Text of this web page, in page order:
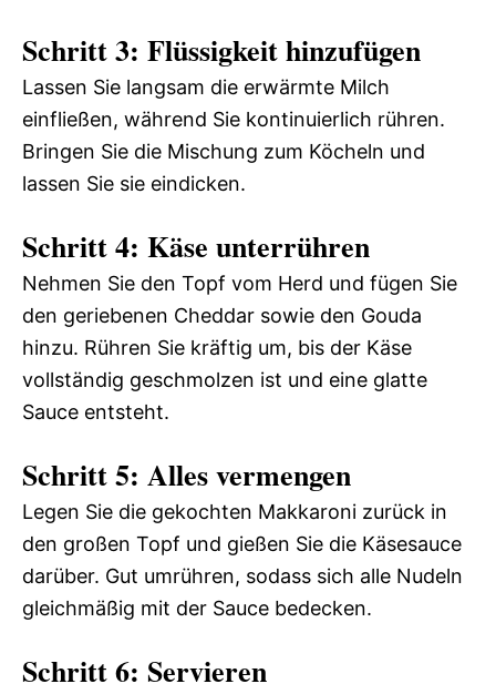
Schritt 3: Flüssigkeit hinzufügen
Lassen Sie langsam die erwärmte Milch
einfließen, während Sie kontinuierlich rühren.
Bringen Sie die Mischung zum Köcheln und
lassen Sie sie eindicken.
Schritt 4: Käse unterrühren
Nehmen Sie den Topf vom Herd und fügen Sie
den geriebenen Cheddar sowie den Gouda
hinzu. Rühren Sie kräftig um, bis der Käse
vollständig geschmolzen ist und eine glatte
Sauce entsteht.
Schritt 5: Alles vermengen
Legen Sie die gekochten Makkaroni zurück in
den großen Topf und gießen Sie die Käsesauce
darüber. Gut umrühren, sodass sich alle Nudeln
gleichmäßig mit der Sauce bedecken.
Schritt 6: Servieren